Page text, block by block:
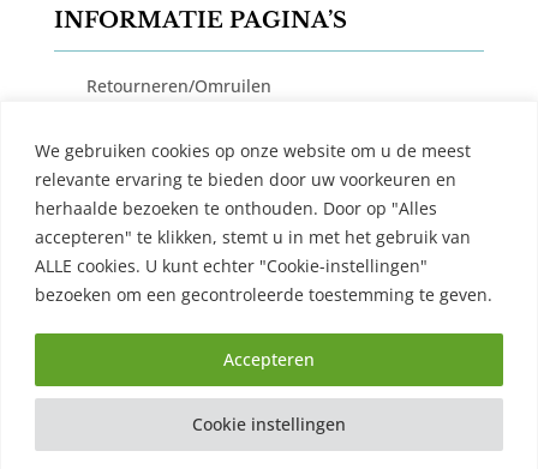
We gebruiken cookies op onze website om u de meest
relevante ervaring te bieden door uw voorkeuren en
herhaalde bezoeken te onthouden. Door op "Alles
accepteren" te klikken, stemt u in met het gebruik van
ALLE cookies. U kunt echter "Cookie-instellingen"
bezoeken om een ​​gecontroleerde toestemming te geven.
Cookie instellingen
Accepteren
INFORMATIE PAGINA’S
Retourneren/Omruilen
Cookiebeleid
Algemene Voorwaarden
Contact